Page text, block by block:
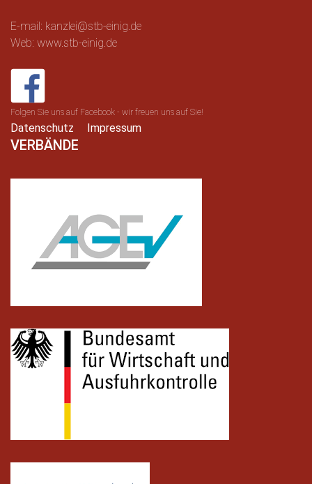
E-mail: kanzlei@stb-einig.de
Web: www.stb-einig.de
Folgen Sie uns auf Facebook - wir freuen uns auf Sie!
Datenschutz Impressum
VERBÄNDE